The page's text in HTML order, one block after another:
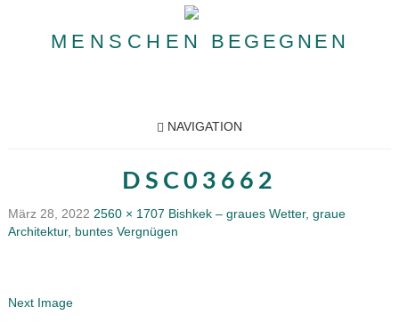
MENSCHEN BEGEGNEN
NAVIGATION
DSC03662
März 28, 2022 2560 × 1707 Bishkek – graues Wetter, graue
Architektur, buntes Vergnügen
Next Image